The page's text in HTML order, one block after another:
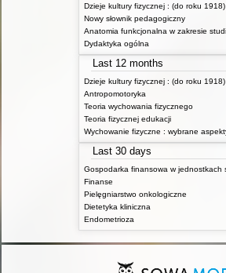
Dzieje kultury fizycznej : (do roku 1918)
Nowy słownik pedagogiczny
Dydaktyka ogólna
Last 12 months
Dzieje kultury fizycznej : (do roku 1918)
Antropomotoryka
Teoria wychowania fizycznego
Teoria fizycznej edukacji
Last 30 days
Finanse
Pielęgniarstwo onkologiczne
Dietetyka kliniczna
Endometrioza